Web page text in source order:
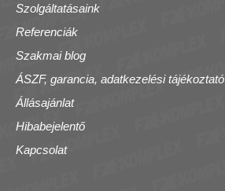
Szolgáltatásaink
Referenciák
Szakmai blog
ÁSZF, garancia, adatkezelési tájékoztató
Állásajánlat
Hibabejelentő
Kapcsolat